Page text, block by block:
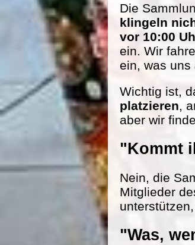
Die
klingeln
vor 10:00
ein. Wir
ein, was uns
Wichtig ist,
platzieren,
aber wir
"Kommt
Nein, die
Mitglieder
"Was,